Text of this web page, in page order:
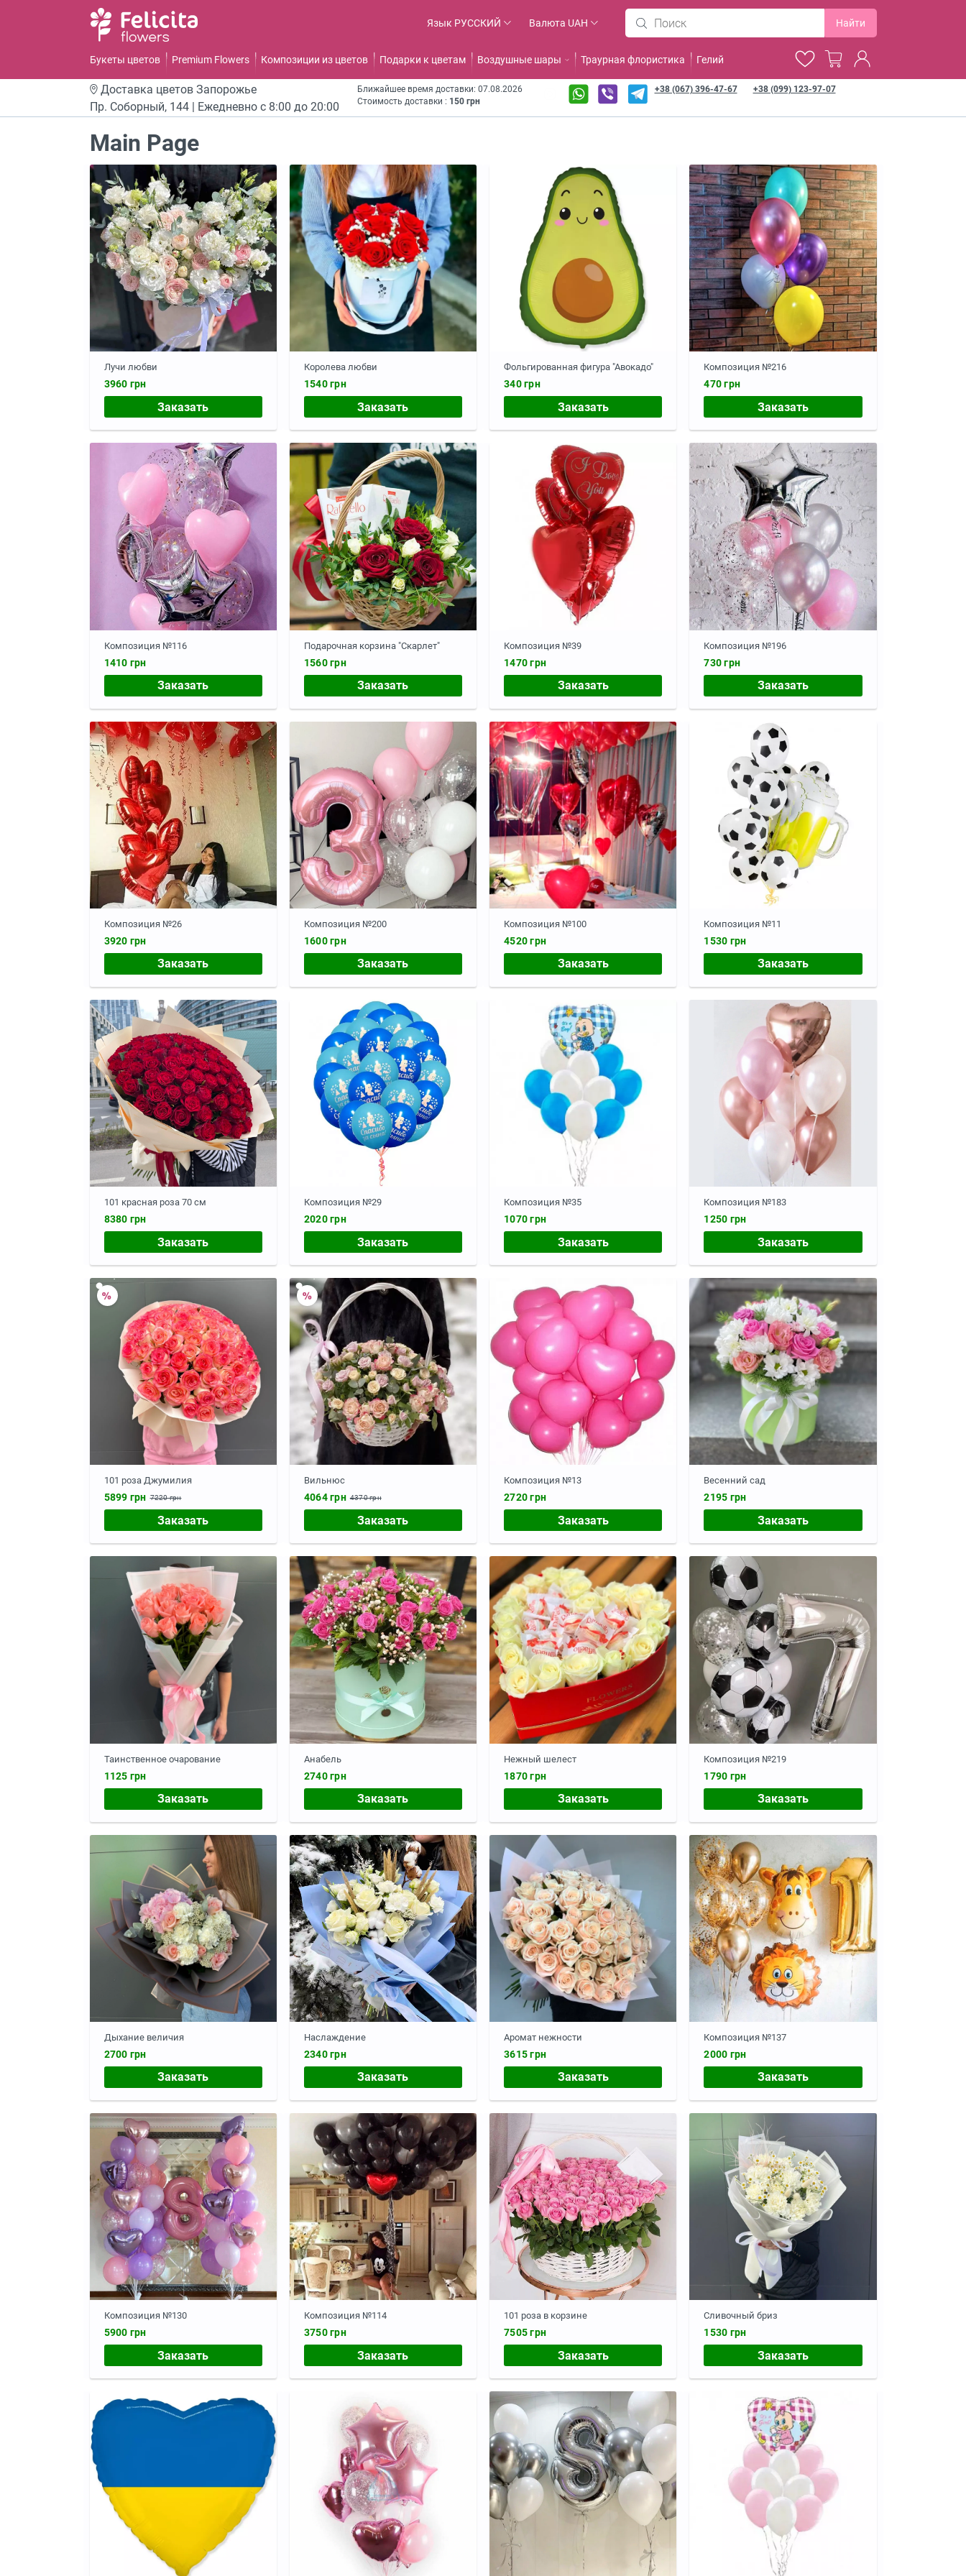
Язык РУССКИЙ Валюта UAH Найти
Букеты цветов Premium Flowers Композиции из цветов Подарки к цветам Воздушные шары Траурная флористика Гелий
Доставка цветов Запорожье
Пр. Соборный, 144 | Ежедневно с 8:00 до 20:00
Ближайшее время доставки: 07.08.2026
Стоимость доставки : 150 грн
+38 (067) 396-47-67 +38 (099) 123-97-07
Main Page
Лучи любви
3960 грн
Заказать
Королева любви
1540 грн
Заказать
Фольгированная фигура "Авокадо"
340 грн
Заказать
Композиция №216
470 грн
Заказать
Композиция №116
1410 грн
Заказать
Подарочная корзина "Скарлет"
1560 грн
Заказать
Композиция №39
1470 грн
Заказать
Композиция №196
730 грн
Заказать
Композиция №26
3920 грн
Заказать
Композиция №200
1600 грн
Заказать
Композиция №100
4520 грн
Заказать
Композиция №11
1530 грн
Заказать
101 красная роза 70 см
8380 грн
Заказать
Композиция №29
2020 грн
Заказать
Композиция №35
1070 грн
Заказать
Композиция №183
1250 грн
Заказать
101 роза Джумилия
5899 грн 7220 грн
Заказать
Вильнюс
4064 грн 4370 грн
Заказать
Композиция №13
2720 грн
Заказать
Весенний сад
2195 грн
Заказать
Таинственное очарование
1125 грн
Заказать
Анабель
2740 грн
Заказать
Нежный шелест
1870 грн
Заказать
Композиция №219
1790 грн
Заказать
Дыхание величия
2700 грн
Заказать
Наслаждение
2340 грн
Заказать
Аромат нежности
3615 грн
Заказать
Композиция №137
2000 грн
Заказать
Композиция №130
5900 грн
Заказать
Композиция №114
3750 грн
Заказать
101 роза в корзине
7505 грн
Заказать
Сливочный бриз
1530 грн
Заказать